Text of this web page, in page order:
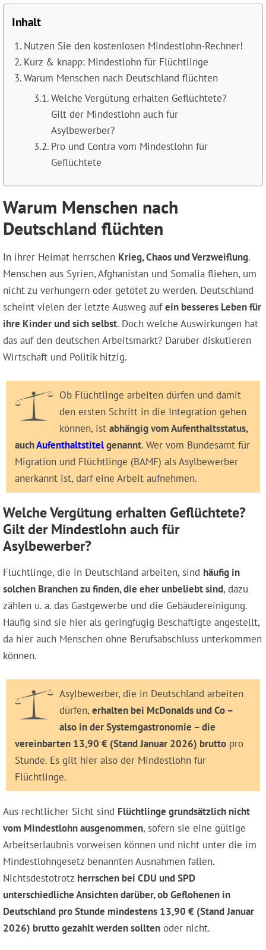
Inhalt
Nutzen Sie den kostenlosen Mindestlohn-Rechner!
Kurz & knapp: Mindestlohn für Flüchtlinge
Warum Menschen nach Deutschland flüchten
Welche Vergütung erhalten Geflüchtete?
Gilt der Mindestlohn auch für
Asylbewerber?
Pro und Contra vom Mindestlohn für
Geflüchtete
Warum Menschen nach
Deutschland flüchten
In ihrer Heimat herrschen Krieg, Chaos und Verzweiflung.
Menschen aus Syrien, Afghanistan und Somalia fliehen, um
nicht zu verhungern oder getötet zu werden. Deutschland
scheint vielen der letzte Ausweg aufein besseres Leben für
ihre Kinder und sich selbst. Doch welche Auswirkungen hat
das auf den deutschen Arbeitsmarkt? Darüber diskutieren
Wirtschaft und Politik hitzig.
Ob Flüchtlinge arbeiten dürfen und damit
den ersten Schritt in die Integration gehen
können, ist abhängig vom Aufenthaltsstatus,
auchAufenthaltstitelgenannt. Wer vom Bundesamt für
Migration und Flüchtlinge (BAMF) als Asylbewerber
anerkannt ist, darf eine Arbeit aufnehmen.
Welche Vergütung erhalten Geflüchtete?
Gilt der Mindestlohn auch für
Asylbewerber?
Flüchtlinge, die in Deutschland arbeiten, sind häufig in
solchen Branchen zu finden, die eher unbeliebt sind, dazu
zählen u. a. das Gastgewerbe und die Gebäudereinigung.
Häufig sind sie hier als geringfügig Beschäftigte angestellt,
da hier auch Menschen ohne Berufsabschluss unterkommen
können.
Asylbewerber, die in Deutschland arbeiten
dürfen, erhalten bei McDonalds und Co –
also in der Systemgastronomie – die
vereinbarten 13,90 € (Stand Januar 2026) brutto pro
Stunde. Es gilt hier also der Mindestlohn für
Flüchtlinge.
Aus rechtlicher Sicht sind Flüchtlinge grundsätzlich nicht
vom Mindestlohn ausgenommen, sofern sie eine gültige
Arbeitserlaubnis vorweisen können und nicht unter die im
Mindestlohngesetz benannten Ausnahmen fallen.
Nichtsdestotrotz herrschen bei CDU und SPD
unterschiedliche Ansichten darüber, ob Geflohenen in
Deutschland pro Stunde mindestens 13,90 € (Stand Januar
2026) brutto gezahlt werden sollten oder nicht.